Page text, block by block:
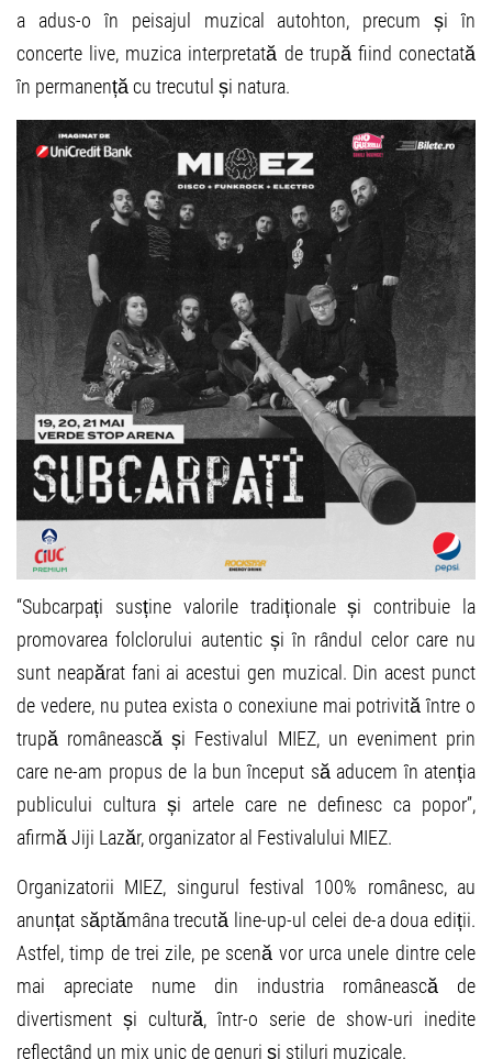
a adus-o în peisajul muzical autohton, precum și în
concerte live, muzica interpretată de trupă fiind conectată
în permanență cu trecutul și natura.
“Subcarpați susține valorile tradiționale și contribuie la
promovarea folclorului autentic și în rândul celor care nu
sunt neapărat fani ai acestui gen muzical. Din acest punct
de vedere, nu putea exista o conexiune mai potrivită între o
trupă românească și Festivalul MIEZ, un eveniment prin
care ne-am propus de la bun început să aducem în atenția
publicului cultura și artele care ne definesc ca popor”,
afirmă Jiji Lazăr, organizator al Festivalului MIEZ.
Organizatorii MIEZ, singurul festival 100% românesc, au
anunțat săptămâna trecută line-up-ul celei de-a doua ediții.
Astfel, timp de trei zile, pe scenă vor urca unele dintre cele
mai apreciate nume din industria românească de
divertisment și cultură, într-o serie de show-uri inedite
reflectând un mix unic de genuri și stiluri muzicale.